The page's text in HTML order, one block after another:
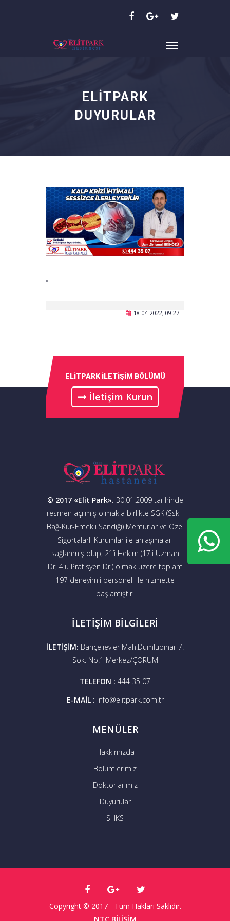
ELİTPARK
DUYURULAR
.
18-04-2022, 09:27
ELİTPARK İLETİŞİM BÖLÜMÜ
İletişim Kurun
© 2017 «Elit Park». 30.01.2009 tarihinde
resmen açılmış olmakla birlikte SGK (Ssk -
Bağ-Kur-Emekli Sandığı) Memurlar ve Özel
Sigortalarlı Kurumlar ile anlaşmaları
sağlanmış olup, 21’i Hekim (17'i Uzman
Dr, 4'ü Pratisyen Dr.) olmak üzere toplam
197 deneyimli personeli ile hizmette
başlamıştır.
İLETİŞİM BİLGİLERİ
İLETİŞİM: Bahçelievler Mah.Dumlupınar 7.
Sok. No:1 Merkez/ÇORUM
ТELEFON : 444 35 07
E-MAİL : info@elitpark.com.tr
MENÜLER
Hakkımızda
Bölümlerimiz
Doktorlarımız
Duyurular
SHKS
Copyright © 2017 - Tüm Hakları Saklıdır.